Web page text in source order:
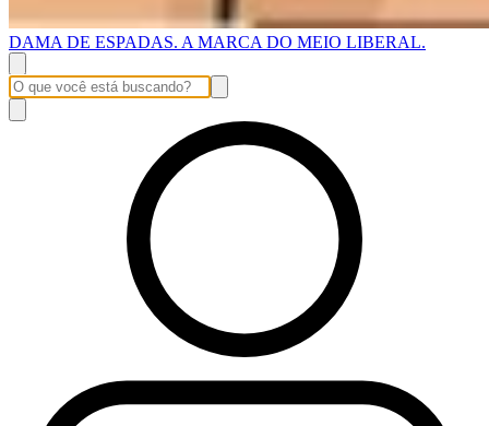
DAMA DE ESPADAS. A MARCA DO MEIO LIBERAL.